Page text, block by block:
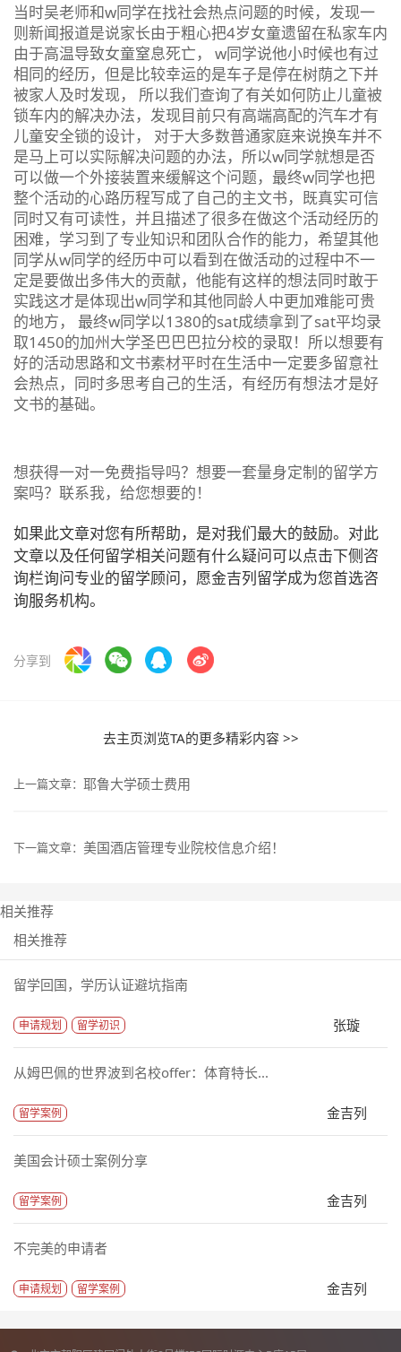
当时吴老师和w同学在找社会热点问题的时候，发现一
则新闻报道是说家长由于粗心把4岁女童遗留在私家车内
由于高温导致女童窒息死亡， w同学说他小时候也有过
相同的经历，但是比较幸运的是车子是停在树荫之下并
被家人及时发现， 所以我们查询了有关如何防止儿童被
锁车内的解决办法，发现目前只有高端高配的汽车才有
儿童安全锁的设计， 对于大多数普通家庭来说换车并不
是马上可以实际解决问题的办法，所以w同学就想是否
可以做一个外接装置来缓解这个问题，最终w同学也把
整个活动的心路历程写成了自己的主文书，既真实可信
同时又有可读性，并且描述了很多在做这个活动经历的
困难，学习到了专业知识和团队合作的能力，希望其他
同学从w同学的经历中可以看到在做活动的过程中不一
定是要做出多伟大的贡献，他能有这样的想法同时敢于
实践这才是体现出w同学和其他同龄人中更加难能可贵
的地方， 最终w同学以1380的sat成绩拿到了sat平均录
取1450的加州大学圣巴巴巴拉分校的录取！所以想要有
好的活动思路和文书素材平时在生活中一定要多留意社
会热点，同时多思考自己的生活，有经历有想法才是好
文书的基础。
想获得一对一免费指导吗？想要一套量身定制的留学方
案吗？联系我，给您想要的！
如果此文章对您有所帮助，是对我们最大的鼓励。对此
文章以及任何留学相关问题有什么疑问可以点击下侧咨
询栏询问专业的留学顾问，愿金吉列留学成为您首选咨
询服务机构。
分享到
去主页浏览TA的更多精彩内容 >>
上一篇文章： 耶鲁大学硕士费用
下一篇文章： 美国酒店管理专业院校信息介绍！
相关推荐
相关推荐
留学回国，学历认证避坑指南
申请规划 留学初识 张璇
从姆巴佩的世界波到名校offer：体育特长...
留学案例 金吉列
美国会计硕士案例分享
留学案例 金吉列
不完美的申请者
申请规划 留学案例 金吉列